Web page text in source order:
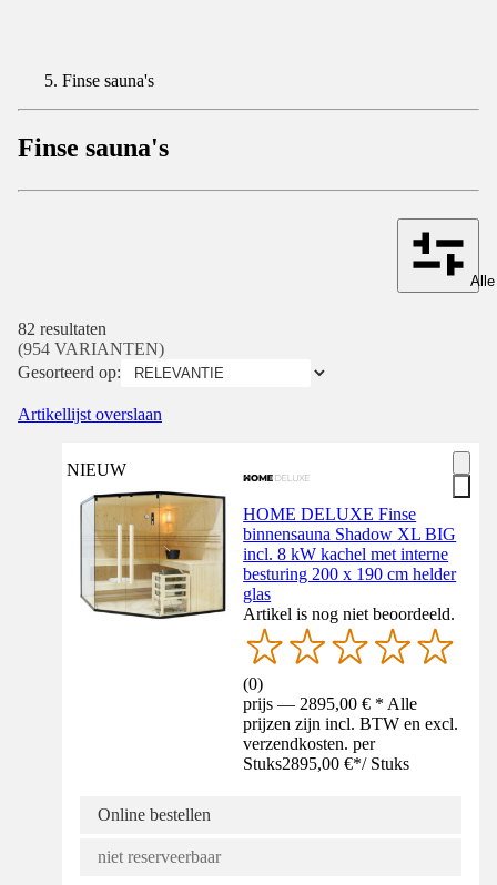
Finse sauna's
Finse sauna's
82 resultaten
(954 VARIANTEN)
Gesorteerd op:
Artikellijst overslaan
NIEUW
HOME DELUXE Finse
binnensauna Shadow XL BIG
incl. 8 kW kachel met interne
besturing 200 x 190 cm helder
glas
Artikel is nog niet beoordeeld.
(0)
prijs — 2895,00 € * Alle
prijzen zijn incl. BTW en excl.
verzendkosten. per
Stuks2895,00 €*/ Stuks
Online bestellen
niet reserveerbaar